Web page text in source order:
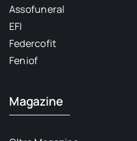
Assofuneral
EFI
Federcofit
Feniof
Magazine